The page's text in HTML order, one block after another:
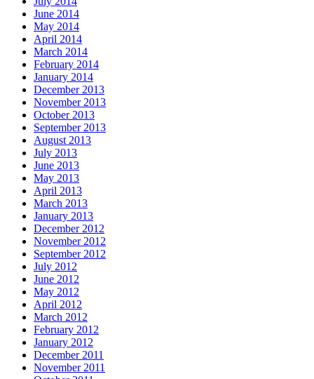
June 2014
May 2014
April 2014
March 2014
February 2014
January 2014
December 2013
November 2013
October 2013
September 2013
August 2013
July 2013
June 2013
May 2013
April 2013
March 2013
January 2013
December 2012
November 2012
September 2012
July 2012
June 2012
May 2012
April 2012
March 2012
February 2012
January 2012
December 2011
November 2011